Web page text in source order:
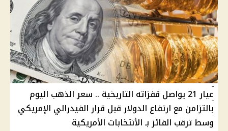
عيار 21 يواصل قفزاته التاريخية .. سعر الذهب اليوم
بالتزامن مع ارتفاع الدولار قبل قرار الفيدرالي الإمريكي
وسط ترقب الفائز بـ الأنتخابات الأمريكية